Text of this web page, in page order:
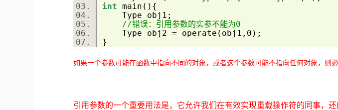
int main(){
Type obj1;
//错误：引用参数的实参不能为0
Type obj2 = operate(obj1,0);
}
如果一个参数可能在函数中指向不同的对象，或者这个参数可能不指向任何对象，则必
引用参数的一个重要用法是，它允许我们在有效实现重载操作符的同事，还